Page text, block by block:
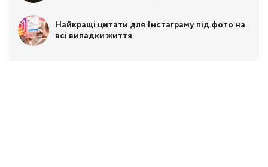
Найкращі цитати для Інстаграму під фото на
всі випадки життя